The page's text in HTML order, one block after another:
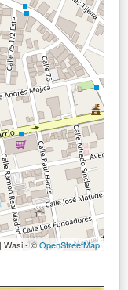
| Wasi - ©OpenStreetMap